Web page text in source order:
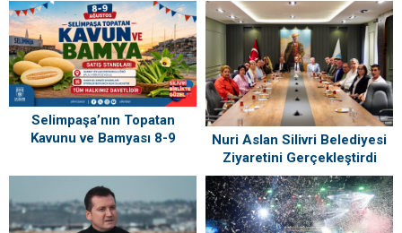
Selimpaşa’nın Topatan
Kavunu ve Bamyası 8-9
Buluşuyor
Nuri Aslan Silivri Belediyesi
Ziyaretini Gerçekleştirdi